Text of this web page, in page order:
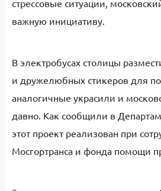
стрессовые ситуации,
важную инициативу.
В электробусах столицы
и дружелюбных стикеров для
аналогичные украсили и
давно. Как сообщили в
этот проект реализован при
Мосгортранса и фонда помощи